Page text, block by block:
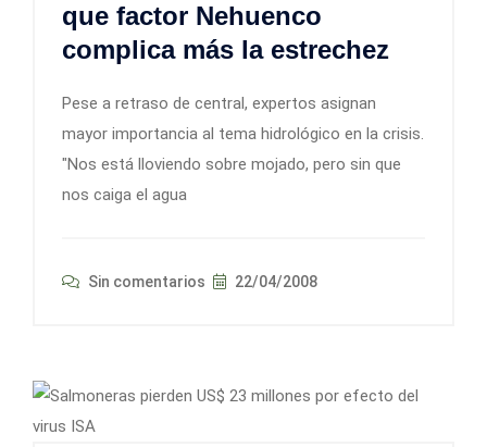
que factor Nehuenco
complica más la estrechez
Pese a retraso de central, expertos asignan
mayor importancia al tema hidrológico en la crisis.
"Nos está lloviendo sobre mojado, pero sin que
nos caiga el agua
Sin comentarios 22/04/2008